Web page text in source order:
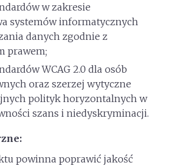
w zakresie
systemów informatycznych
danych zgodnie z
prawem;
WCAG 2.0 dla osób
oraz szerzej wytyczne
polityk horyzontalnych w
szans i niedyskryminacji.
:
powinna poprawić jakość